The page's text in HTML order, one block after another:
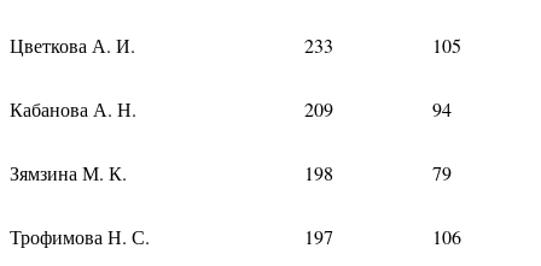
Цветкова А. И. 233 105
Кабанова А. Н. 209 94
Зямзина М. К. 198 79
Трофимова Н. С. 197 106